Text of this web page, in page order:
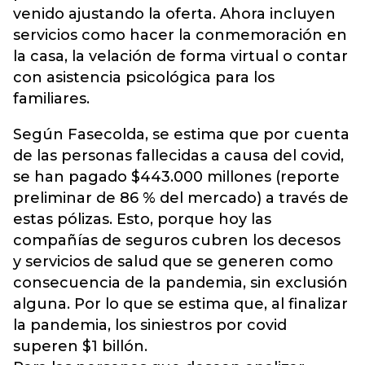
venido ajustando la oferta. Ahora incluyen
servicios como hacer la conmemoración en
la casa, la velación de forma virtual o contar
con asistencia psicológica para los
familiares.
Según Fasecolda, se estima que por cuenta
de las personas fallecidas a causa del covid,
se han pagado $443.000 millones (reporte
preliminar de 86 % del mercado) a través de
estas pólizas. Esto, porque hoy las
compañías de seguros cubren los decesos
y servicios de salud que se generen como
consecuencia de la pandemia, sin exclusión
alguna. Por lo que se estima que, al finalizar
la pandemia, los siniestros por covid
superen $1 billón.